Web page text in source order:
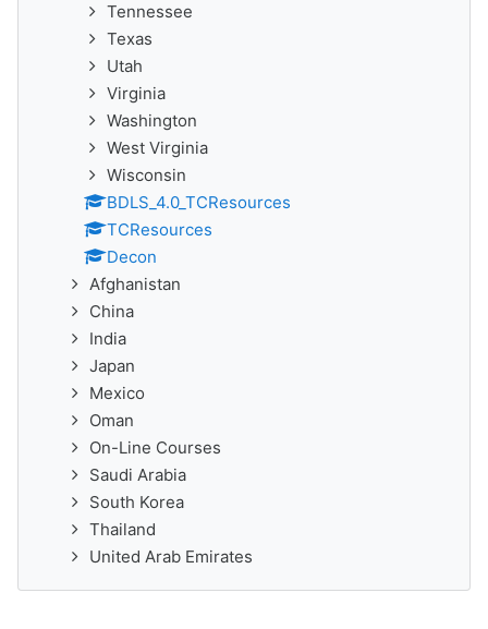
Tennessee
Texas
Utah
Virginia
Washington
West Virginia
Wisconsin
BDLS_4.0_TCResources
TCResources
Decon
Afghanistan
China
India
Japan
Mexico
Oman
On-Line Courses
Saudi Arabia
South Korea
Thailand
United Arab Emirates